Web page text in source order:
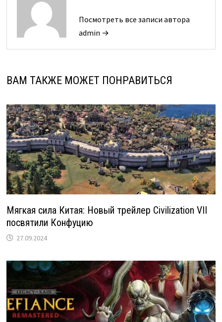
Посмотреть все записи автора
admin →
ВАМ ТАКЖЕ МОЖЕТ ПОНРАВИТЬСЯ
Мягкая сила Китая: Новый трейлер Civilization VII
посвятили Конфуцию
27.09.2024